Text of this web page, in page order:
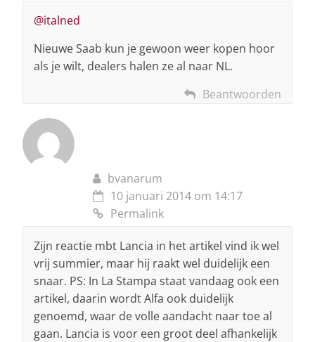
@italned
Nieuwe Saab kun je gewoon weer kopen hoor
als je wilt, dealers halen ze al naar NL.
Beantwoorden
bvanarum
10 januari 2014 om 14:17
Permalink
Zijn reactie mbt Lancia in het artikel vind ik wel
vrij summier, maar hij raakt wel duidelijk een
snaar. PS: In La Stampa staat vandaag ook een
artikel, daarin wordt Alfa ook duidelijk
genoemd, waar de volle aandacht naar toe al
gaan. Lancia is voor een groot deel afhankelijk